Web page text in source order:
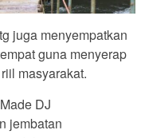
juga menyempatkan
guna menyerap
masyarakat.
DJ
jembatan